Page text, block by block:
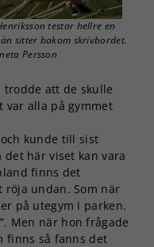
testar hellre en
sitter bakom skrivbordet.
Persson
trodde att de skulle
var alla på gymmet
kunde till sist
här viset kan vara
finns det
röja undan. Som när
på utegym i parken.
Men när hon frågade
finns så fanns det